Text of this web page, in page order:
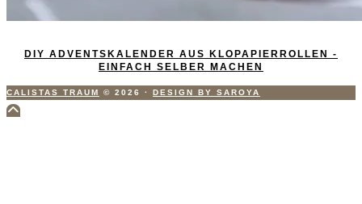
DIY ADVENTSKALENDER AUS KLOPAPIERROLLEN -
EINFACH SELBER MACHEN
CALISTAS TRAUM © 2026 · DESIGN BY SAROYA
Scroll